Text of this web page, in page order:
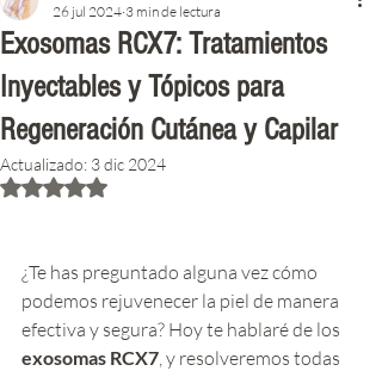
Exosomas RCX7: Tratamientos
Inyectables y Tópicos para
Regeneración Cutánea y Capilar
26 jul 2024 3 min de lectura
Actualizado: 3 dic 2024
Obtuvo NaN de 5 estrellas.
¿Te has preguntado alguna vez cómo
podemos rejuvenecer la piel de manera
efectiva y segura? Hoy te hablaré de los
exosomas RCX7 , y resolveremos todas